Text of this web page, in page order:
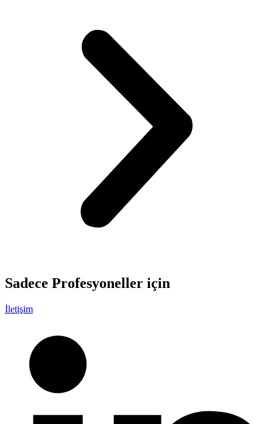
Sadece Profesyoneller için
İletişim